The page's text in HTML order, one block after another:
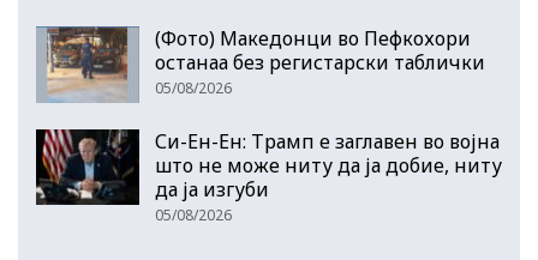
(Фото) Македонци во Пефкохори
останаа без регистарски таблички
05/08/2026
Си-Ен-Ен: Трамп е заглавен во војна
што не може ниту да ја добие, ниту
да ја изгуби
05/08/2026